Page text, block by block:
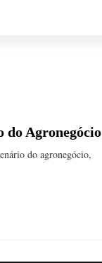
do Agronegócio
do agronegócio,